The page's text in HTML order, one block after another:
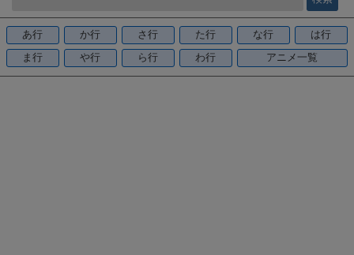
o
o
k
あ行 か行 さ行 た行 な行
は行
ま行
や行 ら行 わ行 アニメ一覧